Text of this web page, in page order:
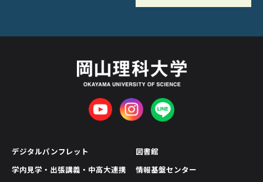
デジタルパンフレット
学内見学・出張講義・中高大連携
図書館
情報基盤センター